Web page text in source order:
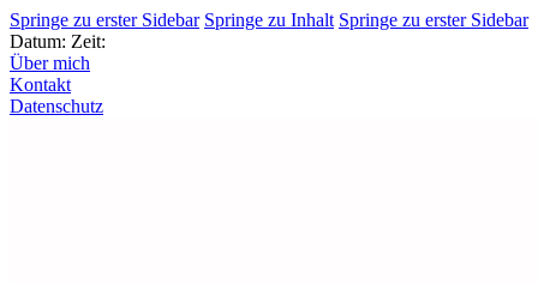
Springe zu erster Sidebar Springe zu Inhalt Springe zu erster Sidebar
Datum: Zeit:
Über mich
Kontakt
Datenschutz